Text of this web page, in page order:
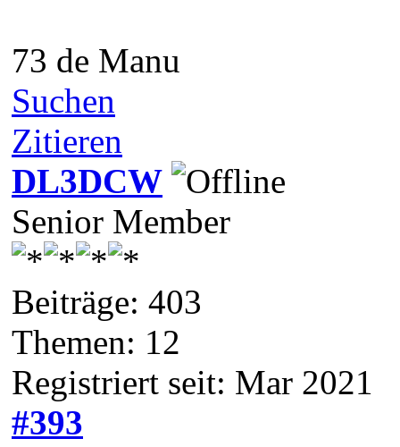
73 de Manu
Suchen
Zitieren
DL3DCW
Senior Member
Beiträge: 403
Themen: 12
Registriert seit: Mar 2021
#393